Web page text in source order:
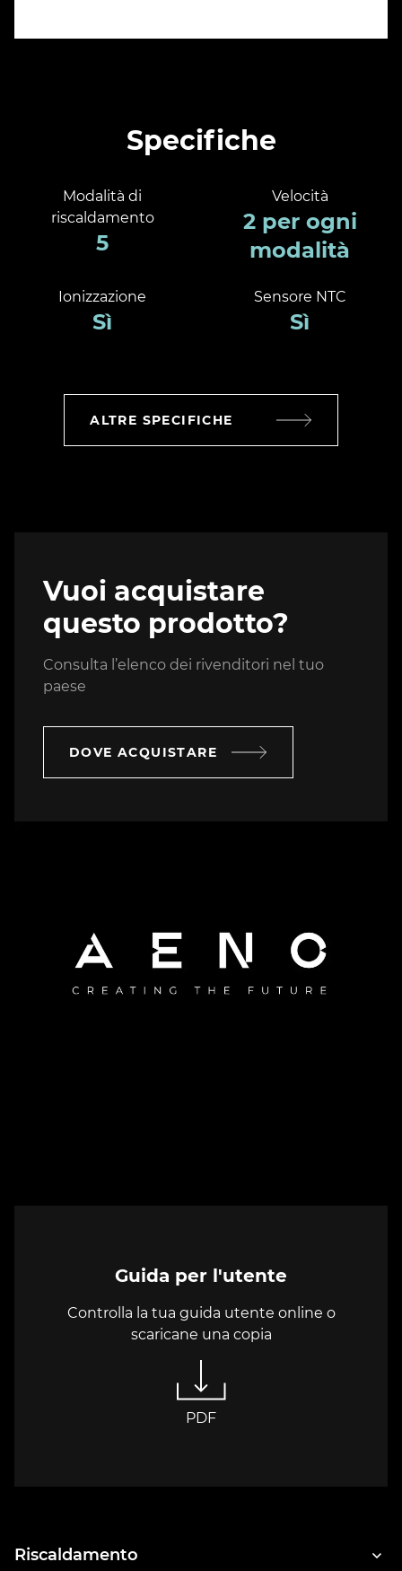
Specifiche
Modalità di
riscaldamento
5
Velocità
2 per ogni
modalità
Ionizzazione
Sì
Sensore NTC
Sì
ALTRE SPECIFICHE
Vuoi acquistare
questo prodotto?
Consulta l’elenco dei rivenditori nel tuo
paese
DOVE ACQUISTARE
Guida per l'utente
Controlla la tua guida utente online o
scaricane una copia
PDF
Riscaldamento